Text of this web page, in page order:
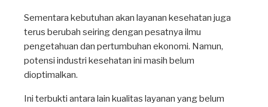
Sementara kebutuhan akan layanan kesehatan juga
terus berubah seiring dengan pesatnya ilmu
pengetahuan dan pertumbuhan ekonomi. Namun,
potensi industri kesehatan ini masih belum
dioptimalkan.
Ini terbukti antara lain kualitas layanan yang belum